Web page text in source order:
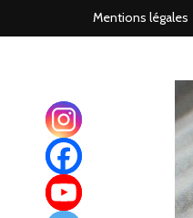
Mentions légales